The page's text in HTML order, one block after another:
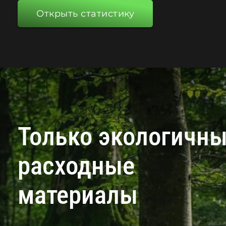
Открыть статистику
Только
расходные
материалы